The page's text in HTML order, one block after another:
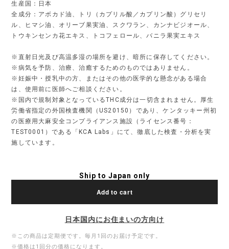
生産国：日本
全成分：アボカド油、トリ（カプリル酸／カプリン酸）グリセリ
ル、ヒマシ油、オリーブ果実油、スクワラン、カンナビジオール、
トウキンセンカ花エキス、トコフェロール、バニラ果実エキス
※直射日光及び高温多湿の場所を避け、暗所に保存してください。
※病気を予防、治療、治癒するためのものではありません。
※妊娠中・授乳中の方、またはその他の医学的な懸念がある場合
は、使用前に医師へご相談ください。
※国内で規制対象となっているTHC成分は一切含まれません。厚生
労働省指定の外国検査機関（US20150）であり、ケンタッキー州初
の医療用大麻安全コンプライアンス施設（ライセンス番号：
TEST0001）である「KCA Labs」にて、徹底した検査・分析を実
施しています。
Ship to Japan only
Add to cart
日本国内にお住まいの方向け
※この商品は定期便です。毎月1回のお届け予定です。
※価格は1回分の価格になります。